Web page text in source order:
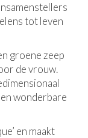
tot leven
groene zeep
de vrouw.
wonderbare
en maakt